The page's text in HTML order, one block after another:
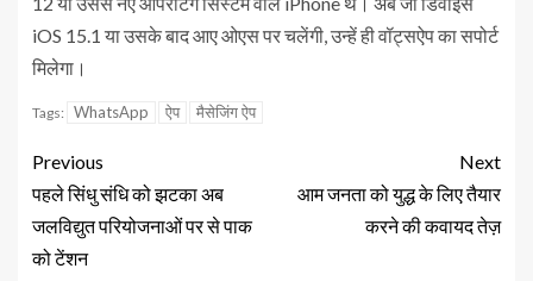
iOS 15.1 या उसके बाद आए ओएस पर चलेंगी, उन्‍हें ही वॉट्सऐप का सपोर्ट
मिलेगा।
Tags: WhatsApp ऐप मैसेजिंग ऐप
Previous
पहले सिंधु संधि को झटका अब
जलविद्युत परियोजनाओं पर से पाक
को टेंशन
Next
आम जनता को युद्ध के लिए तैयार
करने की कवायद तेज़